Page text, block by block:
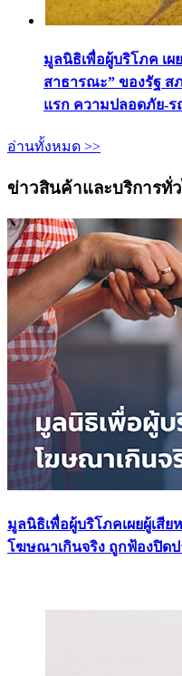
มูลนิธิเพื่อผู้บริโภค เ
สาธารณะ” ของรัฐ ส
แรก ความปลอดภัย-ร
อ่านทั้งหมด >>
ข่าวสินค้าและบริการทั่
มูลนิธิเพื่อผู้บริโภคเผยผู้เสี
โฆษณาเกินจริง ถูกฟ้องปิดป